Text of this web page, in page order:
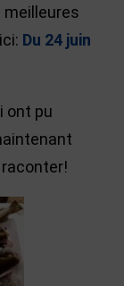
Du 24 juin
ont pu